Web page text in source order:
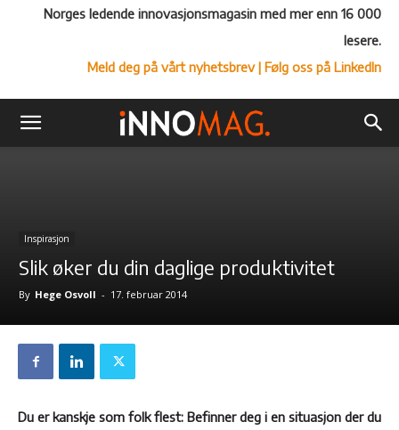
Norges ledende innovasjonsmagasin med mer enn 16 000
lesere.
Meld deg på vårt nyhetsbrev| Følg oss på LinkedIn
Inspirasjon
Slik øker du din daglige produktivitet
By Hege Osvoll - 17. februar 2014
Du er kanskje som folk flest: Befinner deg i en situasjon der du